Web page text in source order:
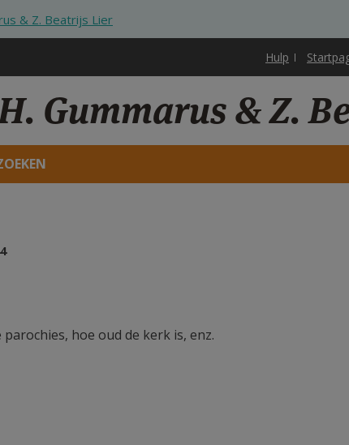
& Z. Beatrijs Lier
Hulp
Gummarus & Z.
hoe oud de kerk is, enz.